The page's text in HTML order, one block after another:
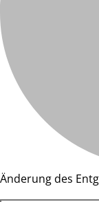
Änderung des